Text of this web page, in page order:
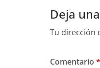
Deja
Tu dirección
Comentario *